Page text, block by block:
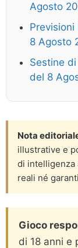
Agosto
8 Agosto
Sestine di
del 8
Nota
illustrative e
di intelligenza
reali né
Gioco
di 18 anni e